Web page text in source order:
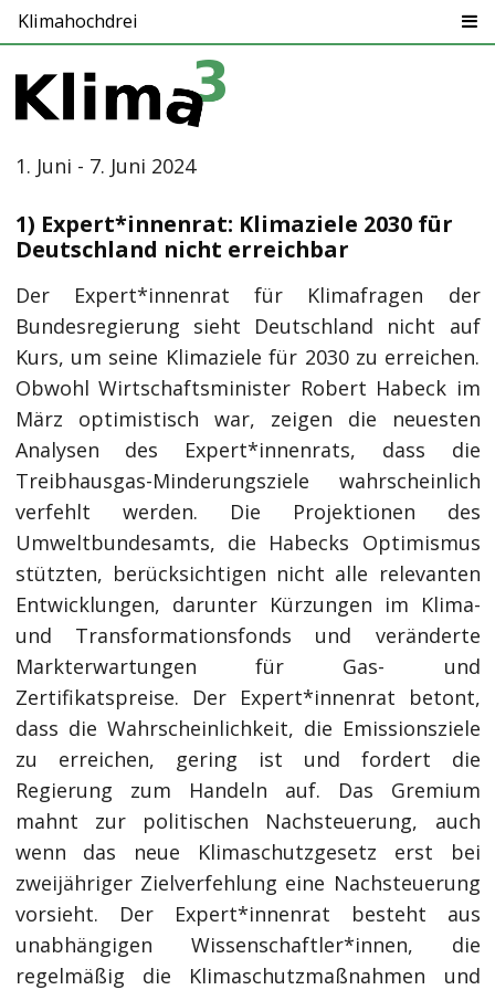
Klimahochdrei
1. Juni - 7. Juni 2024
1) Expert*innenrat: Klimaziele 2030 für
Deutschland nicht erreichbar
Der Expert*innenrat für Klimafragen der
Bundesregierung sieht Deutschland nicht auf
Kurs, um seine Klimaziele für 2030 zu erreichen.
Obwohl Wirtschaftsminister Robert Habeck im
März optimistisch war, zeigen die neuesten
Analysen des Expert*innenrats, dass die
Treibhausgas-Minderungsziele wahrscheinlich
verfehlt werden. Die Projektionen des
Umweltbundesamts, die Habecks Optimismus
stützten, berücksichtigen nicht alle relevanten
Entwicklungen, darunter Kürzungen im Klima-
und Transformationsfonds und veränderte
Markterwartungen für Gas- und
Zertifikatspreise. Der Expert*innenrat betont,
dass die Wahrscheinlichkeit, die Emissionsziele
zu erreichen, gering ist und fordert die
Regierung zum Handeln auf. Das Gremium
mahnt zur politischen Nachsteuerung, auch
wenn das neue Klimaschutzgesetz erst bei
zweijähriger Zielverfehlung eine Nachsteuerung
vorsieht. Der Expert*innenrat besteht aus
unabhängigen Wissenschaftler*innen, die
regelmäßig die Klimaschutzmaßnahmen und